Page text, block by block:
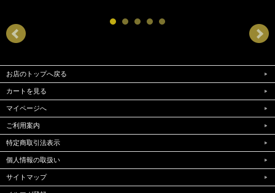
お店のトップへ戻る
カートを見る
マイページへ
ご利用案内
特定商取引法表示
個人情報の取扱い
サイトマップ